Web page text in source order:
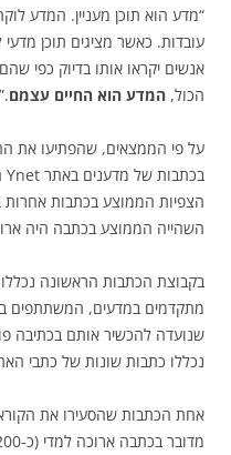
“מדע הוא תוכן מעניין. המדע
עובדות. כאשר מציגים תוכן
אנשים יקראו אותו בדיוק כפי
הכול, המדע הוא החיים עצמם.”
על פי הממצאים, שהפתיעו את
הצפיות הממוצע בכתבות אחרות
השהייה הממוצע בכתבה היה
מתקדמים במדעים, המשתתפים
שנועדה להכשיר אותם בכתיבה
נכללו כתבות שונות של כתבי
אחת הכתבות שהסעירו את